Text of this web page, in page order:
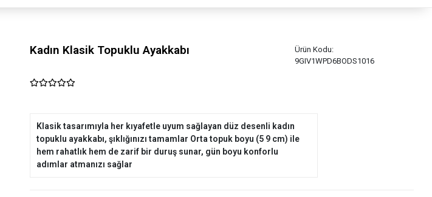
Kadın Klasik Topuklu Ayakkabı
Ürün Kodu:
9GIV1WPD6BODS1016
Klasik tasarımıyla her kıyafetle uyum sağlayan düz desenli kadın
topuklu ayakkabı, şıklığınızı tamamlar Orta topuk boyu (5 9 cm) ile
hem rahatlık hem de zarif bir duruş sunar, gün boyu konforlu
adımlar atmanızı sağlar